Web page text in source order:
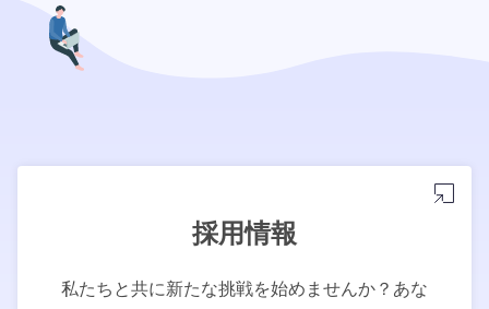
採用情報
私たちと共に新たな挑戦を始めませんか？あな